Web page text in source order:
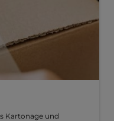
Kartonage und